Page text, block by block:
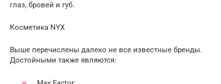
глаз, бровей и губ.
Косметика NYX
Выше перечислены далеко не все известные бренды.
Достойными также являются: